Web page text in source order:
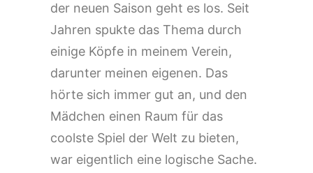
der neuen Saison geht es los. Seit
Jahren spukte das Thema durch
einige Köpfe in meinem Verein,
darunter meinen eigenen. Das
hörte sich immer gut an, und den
Mädchen einen Raum für das
coolste Spiel der Welt zu bieten,
war eigentlich eine logische Sache.